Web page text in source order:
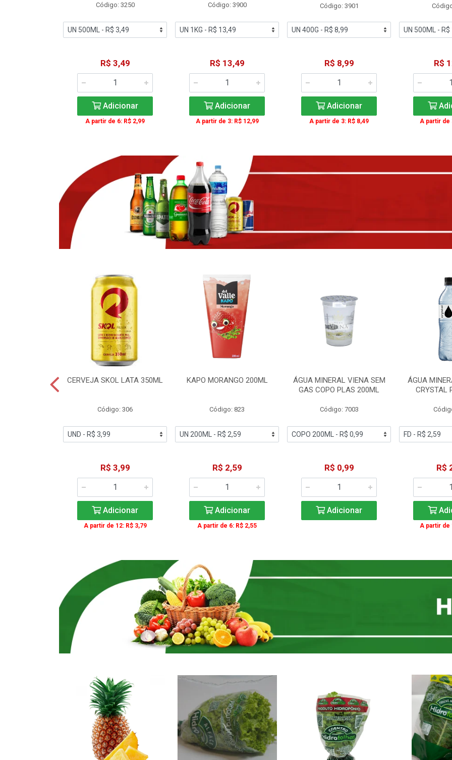
Código: 3250
R$ 3,49
Adicionar
A partir de 6: R$ 2,99
Código: 3900
R$ 13,49
Adicionar
A partir de 3: R$ 12,99
Código: 3901
R$ 8,99
Adicionar
A partir de 3: R$ 8,49
R$
A partir de
CERVEJA SKOL LATA 350ML
Código: 306
R$ 3,99
Adicionar
A partir de 12: R$ 3,79
KAPO MORANGO 200ML
Código: 823
R$ 2,59
Adicionar
A partir de 6: R$ 2,55
ÁGUA MINERAL VIENA SEM
GAS COPO PLAS 200ML
Código: 7003
R$ 0,99
Adicionar
ÁGUA
CRYSTAL
R$
A partir de